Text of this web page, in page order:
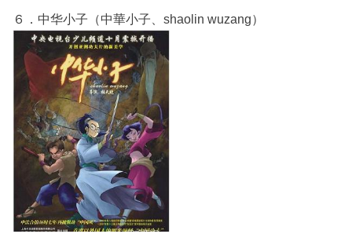
６．中华小子（中華小子、shaolin wuzang）